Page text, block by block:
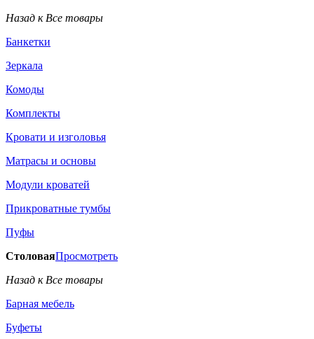
Назад к Все товары
Банкетки
Зеркала
Комоды
Комплекты
Кровати и изголовья
Матрасы и основы
Модули кроватей
Прикроватные тумбы
Пуфы
СтоловаяПросмотреть
Назад к Все товары
Барная мебель
Буфеты